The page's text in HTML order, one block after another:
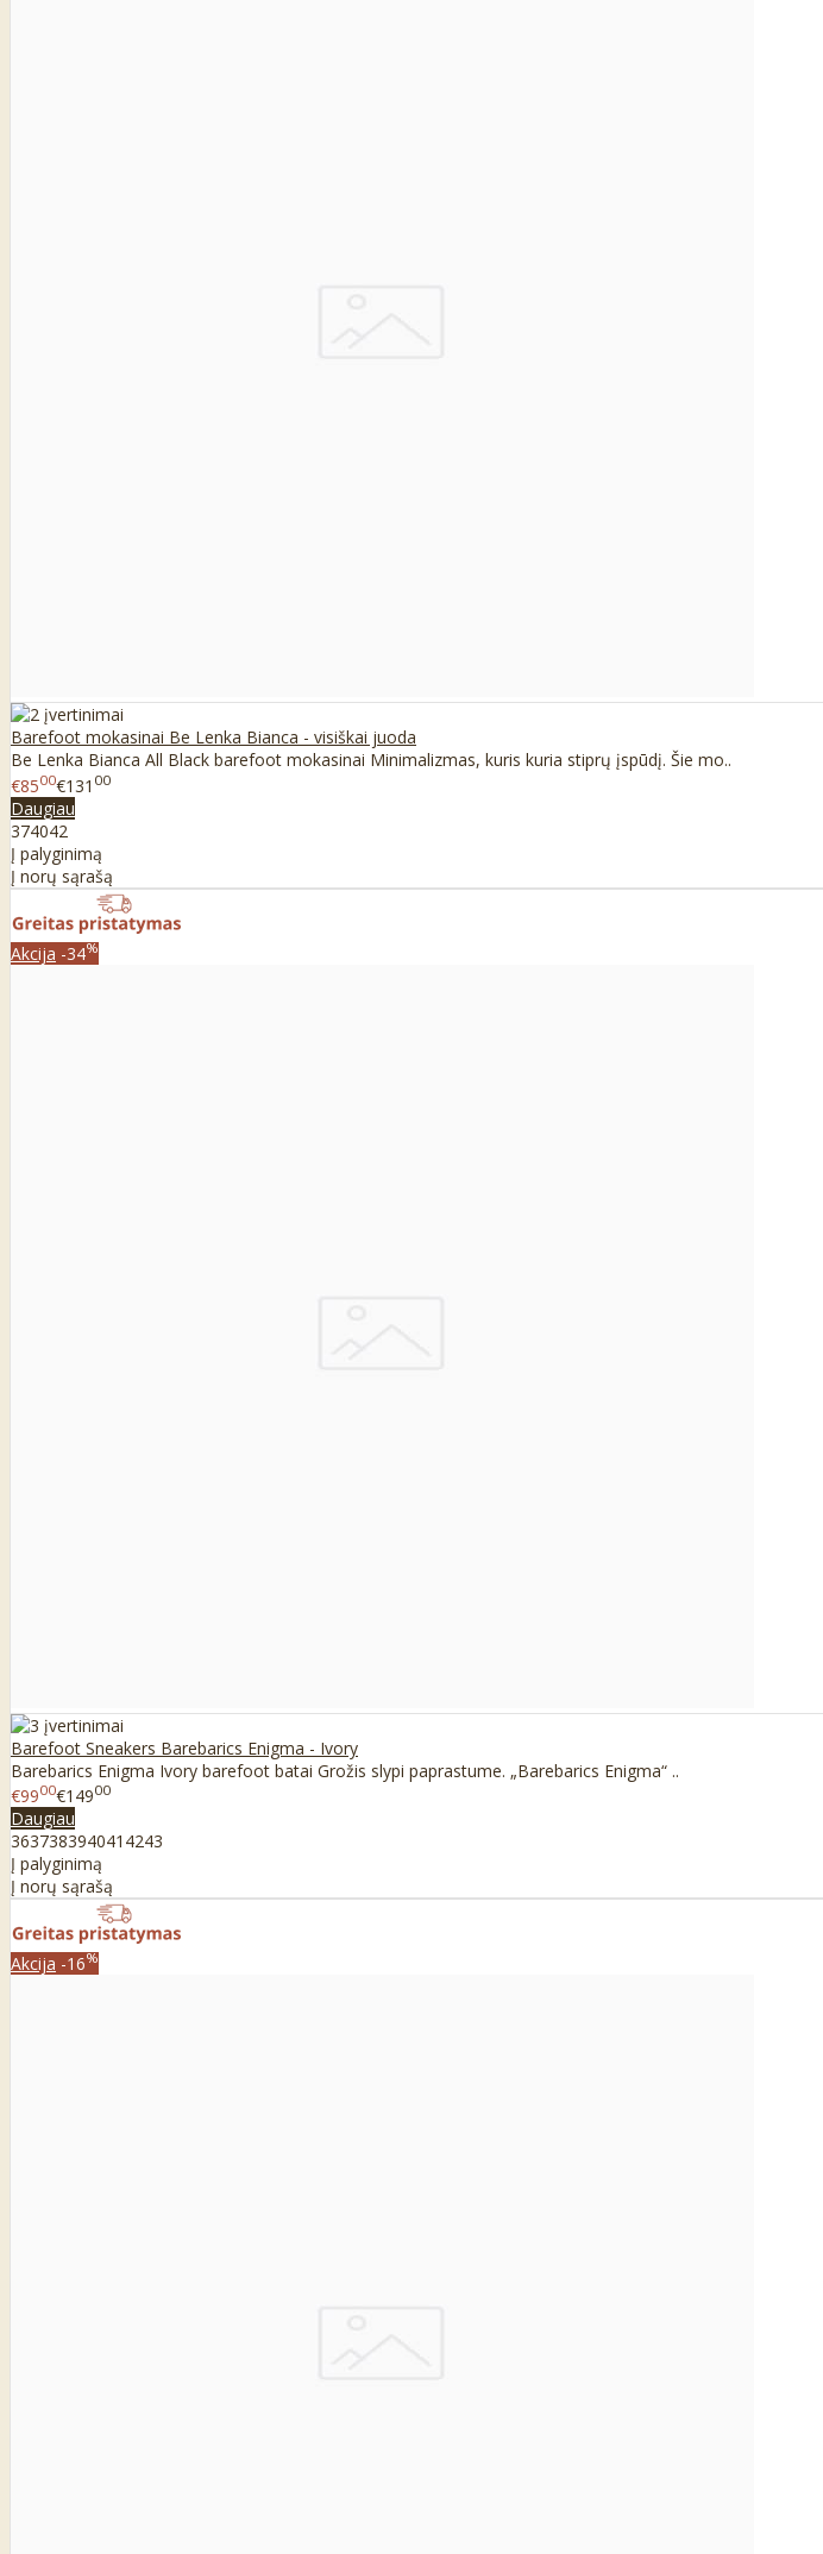
Barefoot mokasinai Be Lenka Bianca - visiškai juoda
Be Lenka Bianca All Black barefoot mokasinai Minimalizmas, kuris kuria stiprų įspūdį. Šie mo..
€8500€131 00
Daugiau
374042
Į palyginimą
Į norų sąrašą
Akcija -34%
Barefoot Sneakers Barebarics Enigma - Ivory
Barebarics Enigma Ivory barefoot batai Grožis slypi paprastume. „Barebarics Enigma“ ..
€9900€14900
Daugiau
363738394041 4243
Į palyginimą
Į norų sąrašą
Akcija -16%